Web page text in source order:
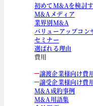
初めてM&Aを検討
M&Aメディア
業界別M&A
バリューアップコン
セミナー
選ばれる理由
費用
譲渡企業様向け費
譲受企業様向け費
M&A成約事例
M&A用語集